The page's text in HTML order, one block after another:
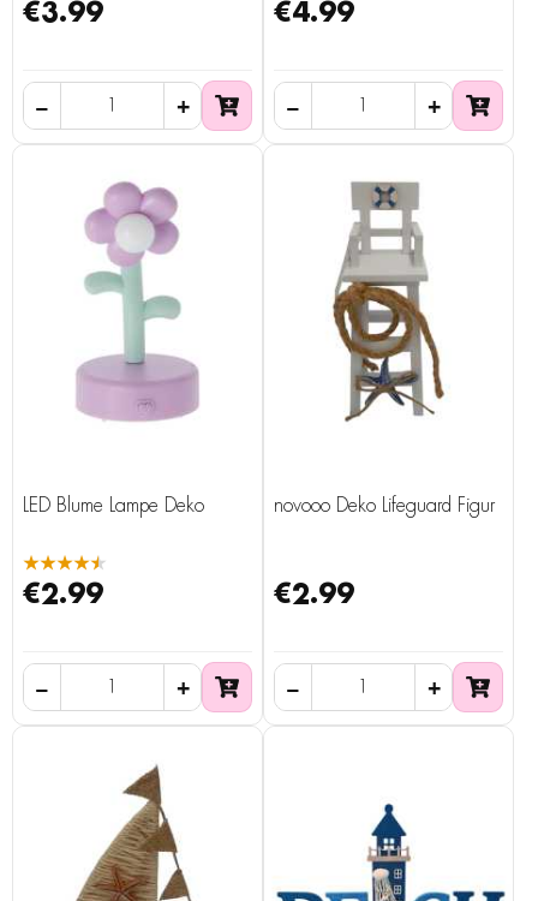
€3.99 €4.99
LED Blume Lampe Deko
★★★★★
€2.99
novooo Deko Lifeguard Figur
€2.99